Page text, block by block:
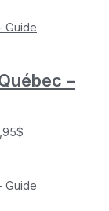
–
$
15,99$